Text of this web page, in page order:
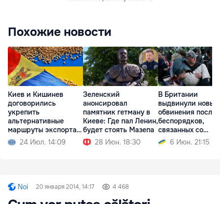
Похожие новости
Киев и Кишинев
договорились
укрепить
альтернативные
маршруты экспорта
зерна24 Июл. 14:09
Зеленский
анонсировал
памятник гетману в
Киеве: Где пал Ленин,
будет стоять Мазепа
28 Июн. 18:30
В Британии
выдвинули новые
обвинения после
беспорядков,
связанных со
смертью
6 Июн. 21:15
Noi 20 января 2014, 14:17 4 468